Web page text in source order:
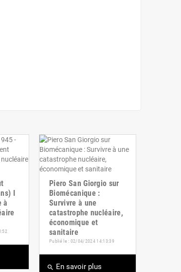
I
à
Piero San Giorgio sur
Biomécanique :
Survivre à une
catastrophe nucléaire,
économique et
sanitaire
Publié le : 02/04/2024 14:13:39
search En savoir plus